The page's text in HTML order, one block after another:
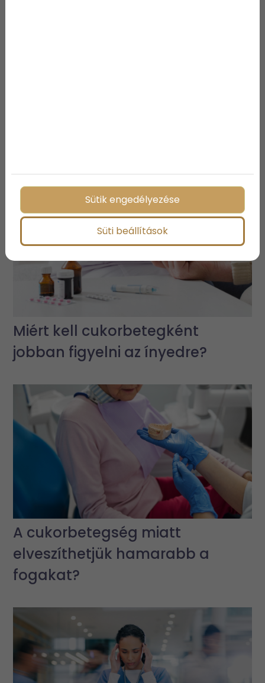
Miért kell cukorbetegként
jobban figyelni az ínyedre?
A cukorbetegség miatt
elveszíthetjük hamarabb a
fogakat?
Sütik engedélyezése
Süti beállítások